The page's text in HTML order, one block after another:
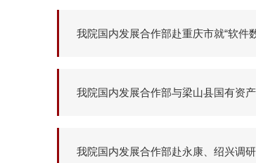
我院国内发展合作部赴重庆市就“软件
我院国内发展合作部与梁山县国有资
我院国内发展合作部赴永康、绍兴调